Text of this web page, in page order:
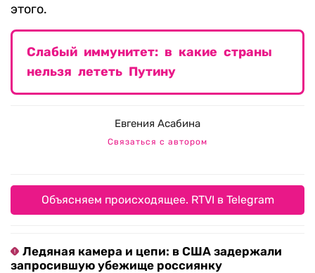
этого.
Слабый иммунитет: в какие страны
нельзя лететь Путину
Евгения Асабина
Связаться с автором
Объясняем происходящее. RTVI в Telegram
Ледяная камера и цепи: в США задержали
запросившую убежище россиянку